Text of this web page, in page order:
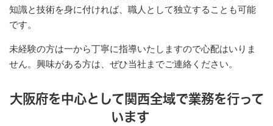
知識と技術を身に付ければ、職人として独立することも可能
です。
未経験の方は一から丁寧に指導いたしますので心配はいりま
せん。興味がある方は、ぜひ当社までご連絡ください。
大阪府を中心として関西全域で業務を行って
います